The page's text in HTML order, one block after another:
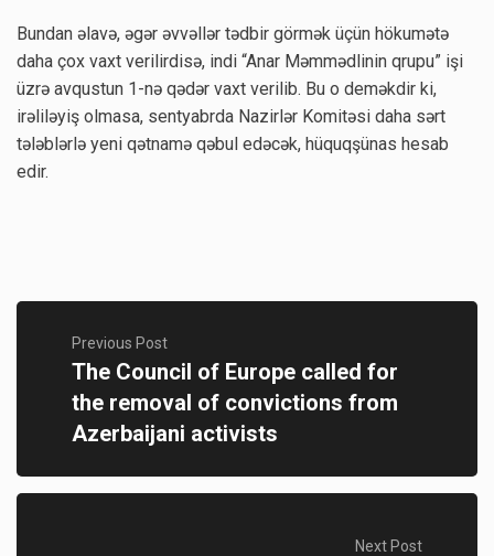
Bundan əlavə, əgər əvvəllər tədbir görmək üçün hökumətə
daha çox vaxt verilirdisə, indi “Anar Məmmədlinin qrupu” işi
üzrə avqustun 1-nə qədər vaxt verilib. Bu o deməkdir ki,
irəliləyiş olmasa, sentyabrda Nazirlər Komitəsi daha sərt
tələblərlə yeni qətnamə qəbul edəcək, hüquqşünas hesab
edir.
Previous Post
The Council of Europe called for
the removal of convictions from
Azerbaijani activists
Next Post